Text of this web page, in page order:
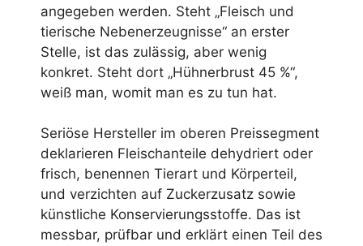
angegeben werden. Steht „Fleisch und
tierische Nebenerzeugnisse“ an erster
Stelle, ist das zulässig, aber wenig
konkret. Steht dort „Hühnerbrust 45 %“,
weiß man, womit man es zu tun hat.
Seriöse Hersteller im oberen Preissegment
deklarieren Fleischanteile dehydriert oder
frisch, benennen Tierart und Körperteil,
und verzichten auf Zuckerzusatz sowie
künstliche Konservierungsstoffe. Das ist
messbar, prüfbar und erklärt einen Teil des